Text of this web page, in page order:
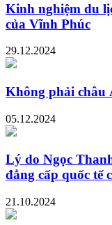
Kinh nghiệm du
của Vĩnh Phúc
29.12.2024
Không phải châu
05.12.2024
Lý do Ngọc
đẳng cấp quốc tế
21.10.2024